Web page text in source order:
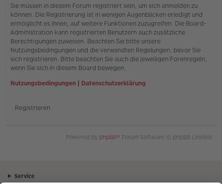
Sie müssen in diesem Forum registriert sein, um sich anmelden zu
können. Die Registrierung ist in wenigen Augenblicken erledigt und
ermöglicht es Ihnen, auf weitere Funktionen zuzugreifen. Die Board-
Administration kann registrierten Benutzern auch zusätzliche
Berechtigungen zuweisen. Beachten Sie bitte unsere
Nutzungsbedingungen und die verwandten Regelungen, bevor Sie
sich registrieren. Bitte beachten Sie auch die jeweiligen Forenregeln,
wenn Sie sich in diesem Board bewegen.
Nutzungsbedingungen | Datenschutzerklärung
Registrieren
Powered by phpBB® Forum Software © phpBB Limited
Service